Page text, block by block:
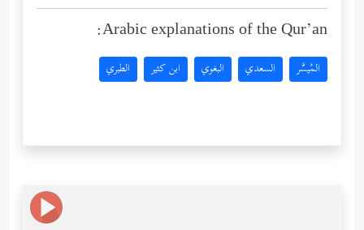
Arabic explanations of the Qur’an:
المُيسَّر السعدي البغوي ابن كثير الطبري